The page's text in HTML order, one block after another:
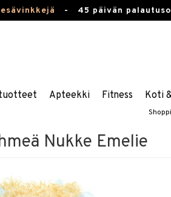
- 45 päivän
Apteekki Fitness Koti
Nukke Emelie